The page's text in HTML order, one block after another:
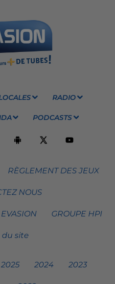
RADIO
PODCASTS
RÈGLEMENT DES JEUX
NOUS
GROUPE HPI
du site
2025 2024 2023